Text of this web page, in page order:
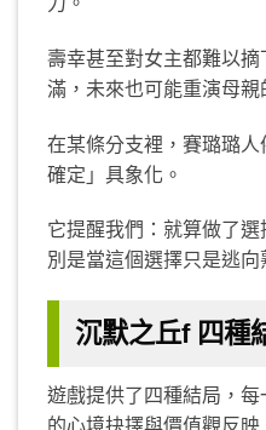
壽幸甚至對女主都難以摘
滿，未來也可能重演母親
在某條分支裡，賽璐璐
確定」具象化。
它提醒我們：就算做了
別是當這個選擇只是逃向
沉默之丘f 四種
遊戲提供了四種結局，
的心境抉擇與價值觀反映